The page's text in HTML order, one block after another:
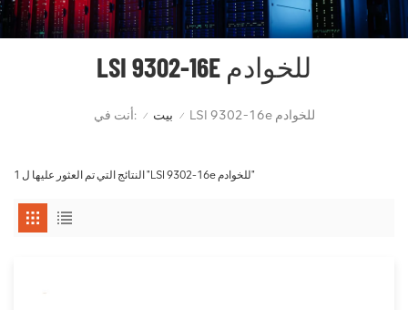
LSI 9302-16E للخوادم
أنت في: / بيت / LSI 9302-16e للخوادم
1 النتائج التي تم العثور عليها ل "LSI 9302-16e للخوادم"